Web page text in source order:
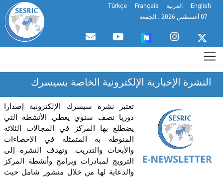
English العربية Français
Türkçe
النشرة الإخبارية الإلكترونية الخاصة بسيسرك
تعتبر نشرة سيسرك الإلكترونية إصدارا
دوريا نصف سنوي يغطي الأنشطة التي
يضطلع بها المركز في المجالات الثلاثة
المنوطة به المتمثلة في الإحصاءات
والأبحاث والتدريب. وتهدف النشرة إلى
الترويج لمبادرات وبرامج وأنشطة المركز
والدعاية لها من خلال منشور شامل حيث